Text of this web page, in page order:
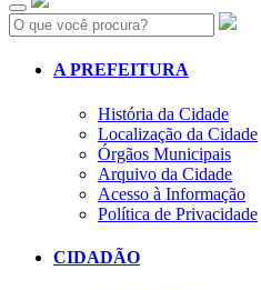
Search:
A PREFEITURA
História da Cidade
Localização da Cidade
Órgãos Municipais
Arquivo da Cidade
Acesso à Informação
Política de Privacidade
CIDADÃO